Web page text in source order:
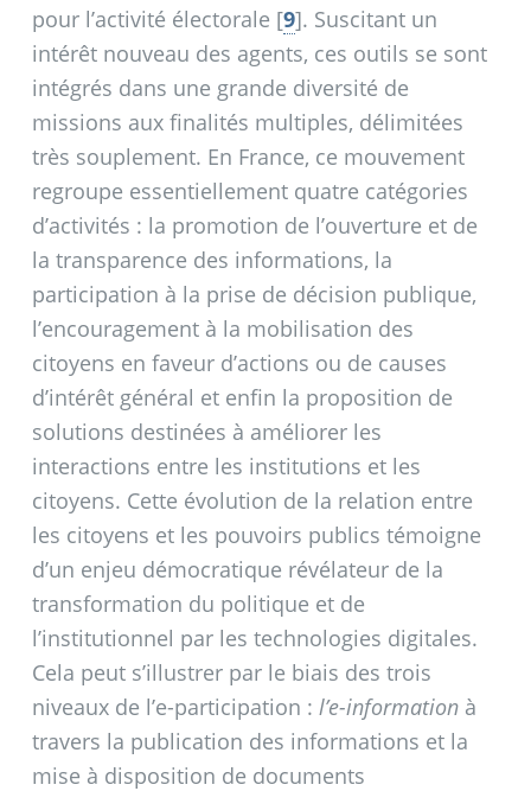
pour l’activité électorale [9]. Suscitant un
intérêt nouveau des agents, ces outils se sont
intégrés dans une grande diversité de
missions aux finalités multiples, délimitées
très souplement. En France, ce mouvement
regroupe essentiellement quatre catégories
d’activités : la promotion de l’ouverture et de
la transparence des informations, la
participation à la prise de décision publique,
l’encouragement à la mobilisation des
citoyens en faveur d’actions ou de causes
d’intérêt général et enfin la proposition de
solutions destinées à améliorer les
interactions entre les institutions et les
citoyens. Cette évolution de la relation entre
les citoyens et les pouvoirs publics témoigne
d’un enjeu démocratique révélateur de la
transformation du politique et de
l’institutionnel par les technologies digitales.
Cela peut s’illustrer par le biais des trois
niveaux de l’e-participation : l’e-informationà
travers la publication des informations et la
mise à disposition de documents